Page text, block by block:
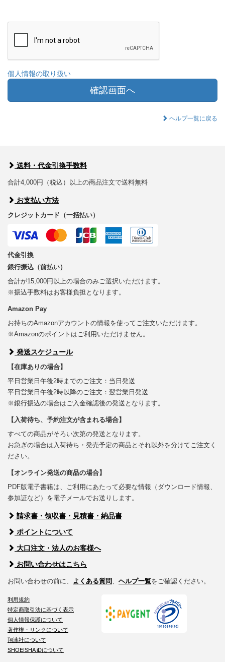
個人情報の取り扱い
確認画面へ
ヘルプ一覧に戻る
送料・代金引換手数料
合計4,000円（税込）以上の商品注文で送料無料
お支払い方法
クレジットカード（一括払い）
代金引換
銀行振込（前払い）
合計が15,000円以上の場合のみご選択いただけます。
※振込手数料はお客様負担となります。
Amazon Pay
お持ちのAmazonアカウントの情報を使ってご注文いただけます。
※Amazonのポイントはご利用いただけません。
発送スケジュール
【在庫ありの場合】
平日営業日午後2時までのご注文：当日発送
平日営業日午後2時以降のご注文：翌営業日発送
※銀行振込の場合はご入金確認後の発送となります。
【入荷待ち、予約注文が含まれる場合】
すべての商品がそろい次第の発送となります。
お急ぎの場合は入荷待ち・発売予定の商品とそれ以外を分けてご注文く
ださい。
【オンライン発送の商品の場合】
PDF版電子書籍は、ご利用にあたって必要な情報（ダウンロード情報、
参加証など）を電子メールでお送りします。
請求書・領収書・見積書・納品書
ポイントについて
大口注文・法人のお客様へ
お問い合わせはこちら
お問い合わせの前に、 よくある質問 ヘルプ一覧をご確認ください。
利用規約
特定商取引法に基づく表示
個人情報保護について
著作権・リンクについて
翔泳社について
SHOEISHA iDについて